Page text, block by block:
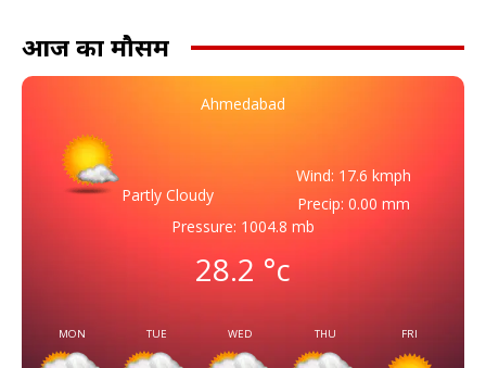
आज का मौसम
Ahmedabad
Partly Cloudy
Wind: 17.6 kmph
Precip: 0.00 mm
Pressure: 1004.8 mb
28.2 °c
MON TUE WED THU FRI